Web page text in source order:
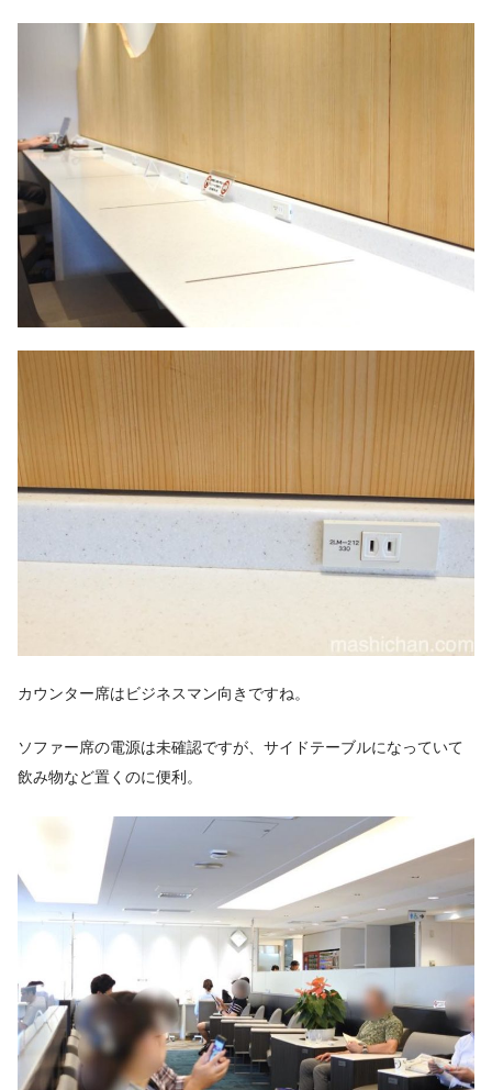
カウンター席はビジネスマン向きですね。
ソファー席の電源は未確認ですが、サイドテーブルになっていて
飲み物など置くのに便利。